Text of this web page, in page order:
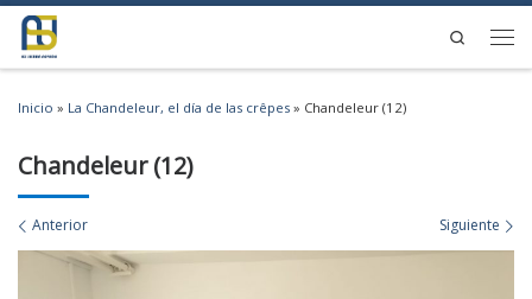
Saltar al contenido
Search
Inicio » La Chandeleur, el día de las crêpes » Chandeleur (12)
Chandeleur (12)
Navegación de imágenes
Anterior Siguiente